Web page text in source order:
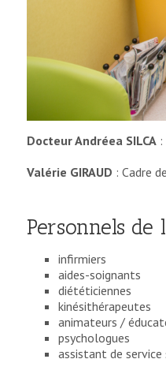
Docteur Andréea SILCA
Valérie GIRAUD : Cadre
Personnels de
infirmiers
aides-soignants
diététiciennes
kinésithérapeutes
animateurs /
psychologues
assistant de service